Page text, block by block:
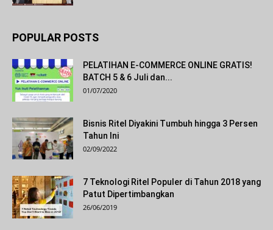
POPULAR POSTS
PELATIHAN E-COMMERCE ONLINE GRATIS!
BATCH 5 & 6 Juli dan...
01/07/2020
Bisnis Ritel Diyakini Tumbuh hingga 3 Persen
Tahun Ini
02/09/2022
7 Teknologi Ritel Populer di Tahun 2018 yang
Patut Dipertimbangkan
26/06/2019